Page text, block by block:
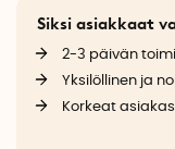
Siksi asiakkaat
2-3 päivän
Yksilöllinen ja
Korkeat